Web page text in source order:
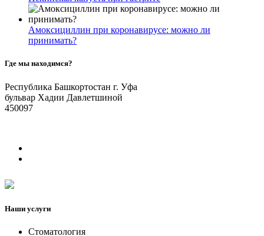
Амоксициллин при коронавирусе: можно ли
принимать?
Где мы находимся?
Республика Башкортостан г. Уфа
бульвар Хадии Давлетшиной
450097
Наши услуги
Стоматология